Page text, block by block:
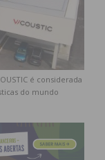
é considerada
do mundo